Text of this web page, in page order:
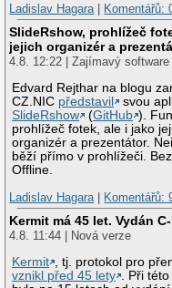
Ladislav Hagara | Komentářů:
SlideRshow, prohlížeč
jejich organizér a
4.8. 12:22 | Zajímavý software
Edvard Rejthar na blogu
CZ.NIC představil
svou
SlideRshow
(GitHub ).
prohlížeč fotek, ale i jako
organizér a prezentátor.
běží přímo v prohlížeči.
Offline.
Ladislav Hagara | Komentářů:
Kermit má 45 let. Vydán
4.8. 11:44 | Nová verze
Kermit , tj. protokol pro
vznikl před 45 lety . Při